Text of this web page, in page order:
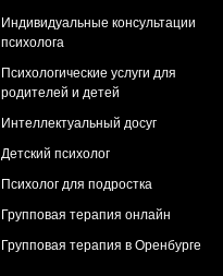
Индивидуальные консультации
психолога
Психологические услуги для
родителей и детей
Интеллектуальный досуг
Детский психолог
Психолог для подростка
Групповая терапия онлайн
Групповая терапия в Оренбурге